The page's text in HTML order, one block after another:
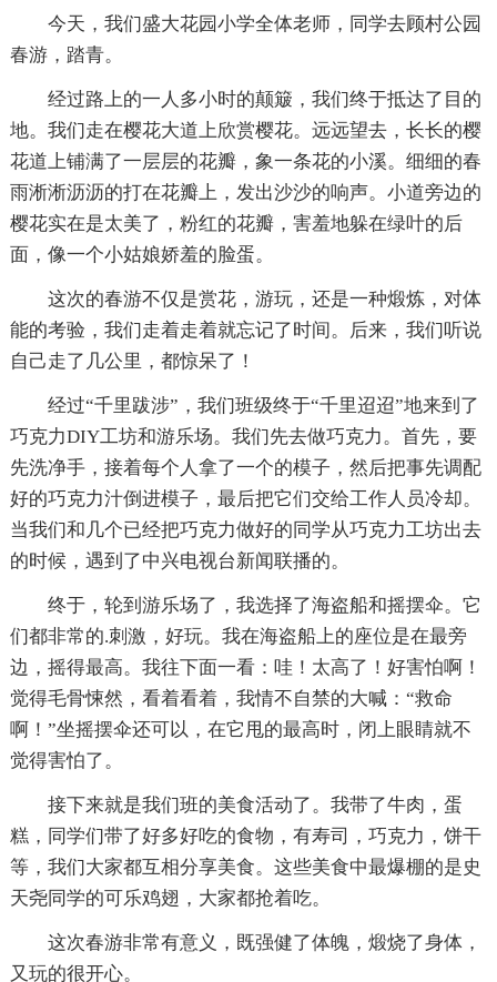
今天，我们盛大花园小学全体老师，同学去顾村公园
春游，踏青。
经过路上的一人多小时的颠簸，我们终于抵达了目的
地。我们走在樱花大道上欣赏樱花。远远望去，长长的樱
花道上铺满了一层层的花瓣，象一条花的小溪。细细的春
雨淅淅沥沥的打在花瓣上，发出沙沙的响声。小道旁边的
樱花实在是太美了，粉红的花瓣，害羞地躲在绿叶的后
面，像一个小姑娘娇羞的脸蛋。
这次的春游不仅是赏花，游玩，还是一种煅炼，对体
能的考验，我们走着走着就忘记了时间。后来，我们听说
自己走了几公里，都惊呆了！
经过“千里跋涉”，我们班级终于“千里迢迢”地来到了
巧克力DIY工坊和游乐场。我们先去做巧克力。首先，要
先洗净手，接着每个人拿了一个的模子，然后把事先调配
好的巧克力汁倒进模子，最后把它们交给工作人员冷却。
当我们和几个已经把巧克力做好的同学从巧克力工坊出去
的时候，遇到了中兴电视台新闻联播的。
终于，轮到游乐场了，我选择了海盗船和摇摆伞。它
们都非常的.刺激，好玩。我在海盗船上的座位是在最旁
边，摇得最高。我往下面一看：哇！太高了！好害怕啊！
觉得毛骨悚然，看着看着，我情不自禁的大喊：“救命
啊！”坐摇摆伞还可以，在它甩的最高时，闭上眼睛就不
觉得害怕了。
接下来就是我们班的美食活动了。我带了牛肉，蛋
糕，同学们带了好多好吃的食物，有寿司，巧克力，饼干
等，我们大家都互相分享美食。这些美食中最爆棚的是史
天尧同学的可乐鸡翅，大家都抢着吃。
这次春游非常有意义，既强健了体魄，煅烧了身体，
又玩的很开心。